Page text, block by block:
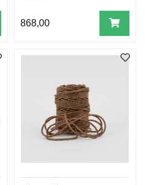
868,00